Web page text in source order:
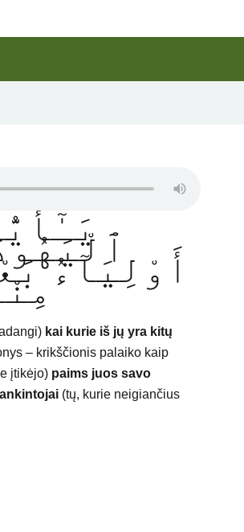
أَوْلِيَآءُ
kai kurie iš jų yra kitų
– krikščionis palaiko kaip
įtikėjo) paims juos savo
(tų, kurie neigiančius